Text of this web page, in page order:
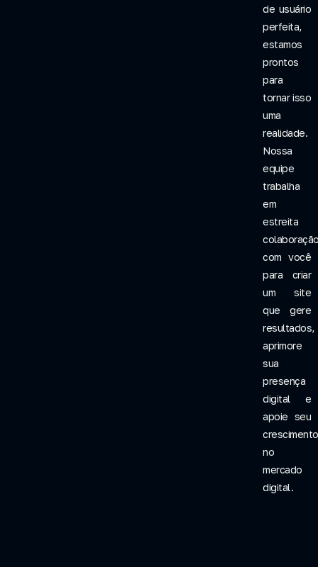
de usuário
perfeita,
estamos
prontos
para
tornar isso
uma
realidade.
Nossa
equipe
trabalha
em
estreita
com você
para criar
um site
que gere
resultados,
aprimore
sua
presença
digital e
apoie seu
crescimento
no
mercado
digital.